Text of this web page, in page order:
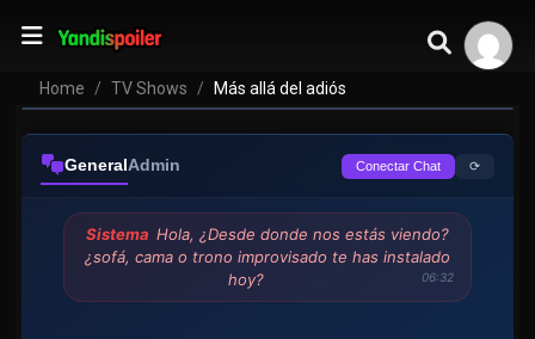
Home TV Shows Más allá del adiós
GeneralAdmin Conectar Chat ⟳
Sistema Hola, ¿Desde donde nos estás viendo?
¿sofá, cama o trono improvisado te has instalado
hoy?
06:32